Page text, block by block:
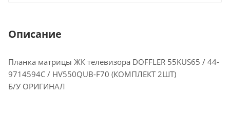
Описание
Планка матрицы ЖК телевизора DOFFLER 55KUS65 / 44-
9714594С / HV550QUB-F70 (КОМПЛЕКТ 2ШТ)
Б/У ОРИГИНАЛ